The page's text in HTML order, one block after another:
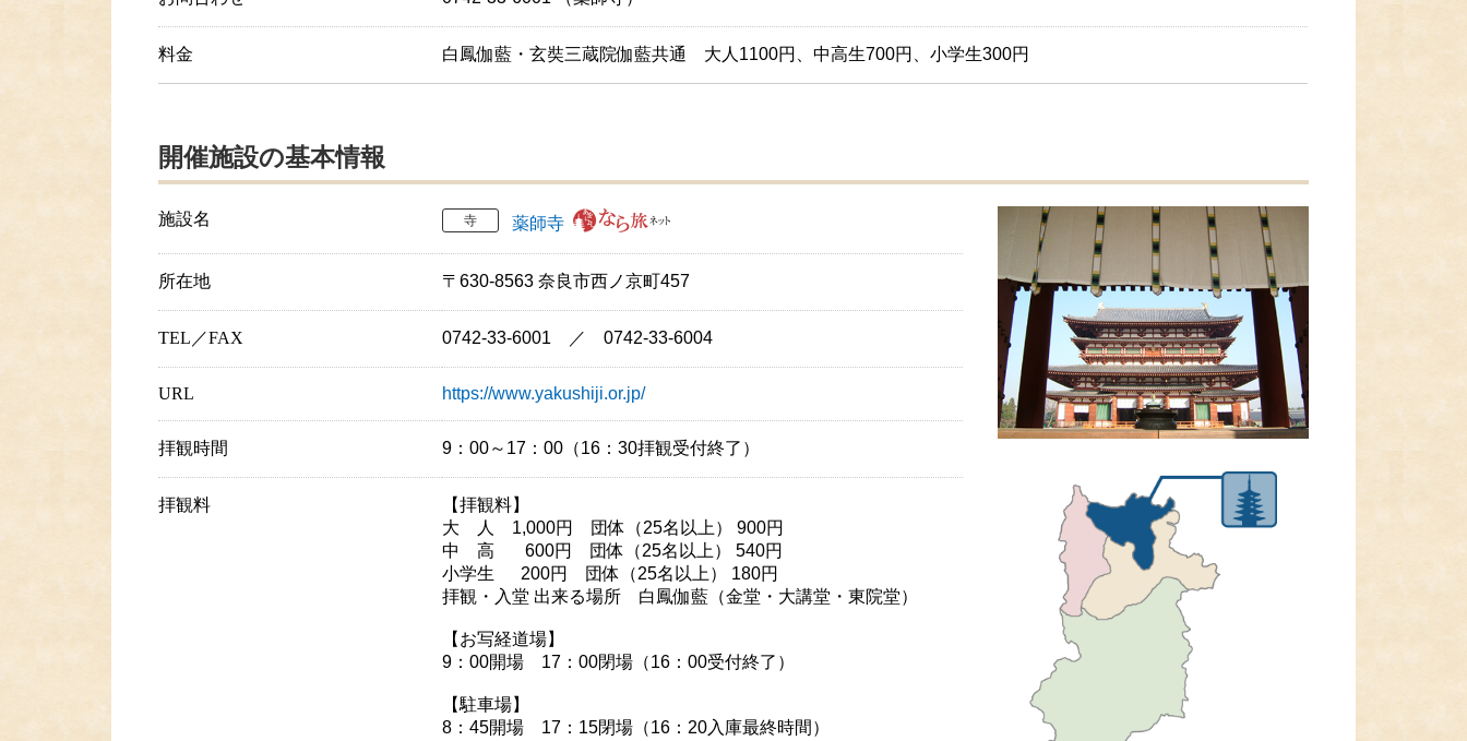
料金 白鳳伽藍・玄奘三蔵院伽藍共通 大人1100円、中高生700円、小学生300円
開催施設の基本情報
施設名 寺 薬師寺
所在地 〒630-8563 奈良市西ノ京町457
TEL／FAX 0742-33-6001 ／ 0742-33-6004
URL https://www.yakushiji.or.jp/
拝観時間 9：00～17：00（16：30拝観受付終了）
拝観料
【拝観料】
大 人 1,000円 団体（25名以上） 900円
中 高 600円 団体（25名以上） 540円
小学生 200円 団体（25名以上） 180円
拝観・入堂 出来る場所 白鳳伽藍（金堂・大講堂・東院堂）
【お写経道場】
9：00開場 17：00閉場（16：00受付終了）
【駐車場】
8：45開場 17：15閉場（16：20入庫最終時間）